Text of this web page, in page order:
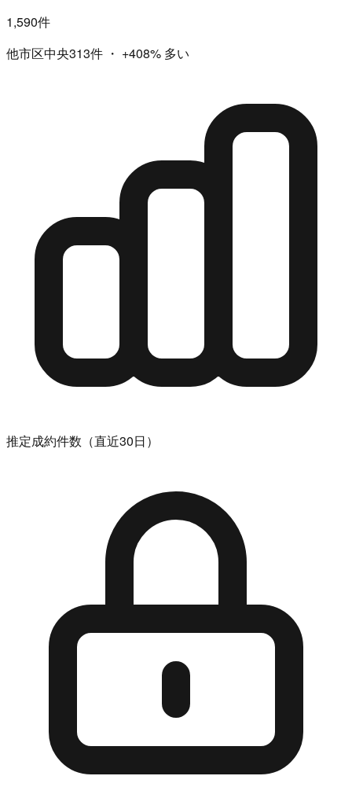
1,590件
他市区中央313件 ・ +408% 多い
推定成約件数（直近30日）